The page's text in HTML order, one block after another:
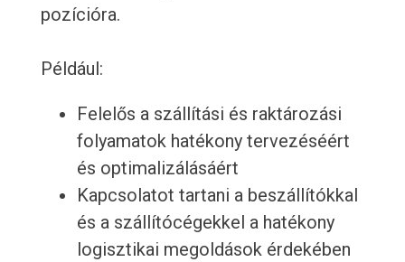
pozícióra.
Például:
Felelős a szállítási és raktározási
folyamatok hatékony tervezéséért
és optimalizálásáért
Kapcsolatot tartani a beszállítókkal
és a szállítócégekkel a hatékony
logisztikai megoldások érdekében